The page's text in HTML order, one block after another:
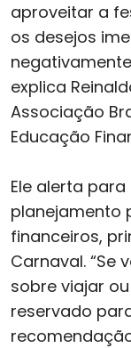
aproveitar a
os desejos
explica
Associação
Educação
Ele alerta
planejamento
financeiros,
Carnaval. “Se
sobre viajar
reservado